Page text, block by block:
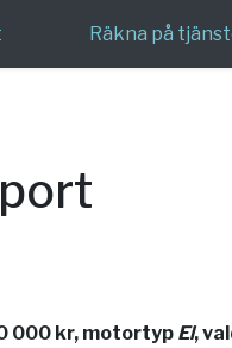
Räkna på
000 kr, motortyp El,